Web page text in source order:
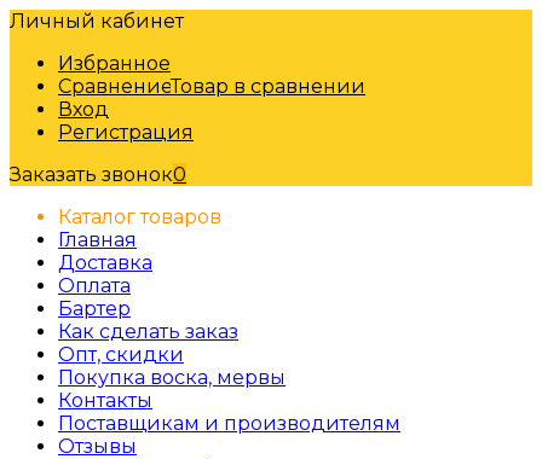
Личный кабинет
Избранное
СравнениеТовар в сравнении
Вход
Регистрация
Заказать звонок0
Каталог товаров
Главная
Доставка
Оплата
Бартер
Как сделать заказ
Опт, скидки
Покупка воска, мервы
Контакты
Поставщикам и производителям
Отзывы